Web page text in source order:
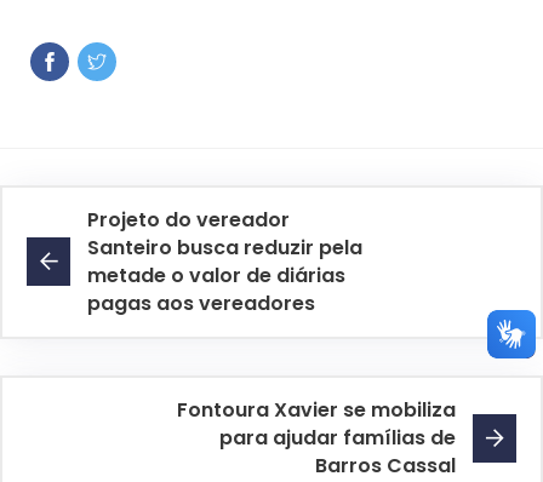
Projeto do vereador
Santeiro busca reduzir pela
metade o valor de diárias
pagas aos vereadores
Fontoura Xavier se mobiliza
para ajudar famílias de
Barros Cassal